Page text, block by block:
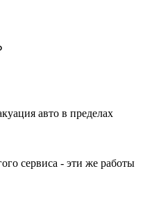
авто в пределах
сервиса - эти же работы